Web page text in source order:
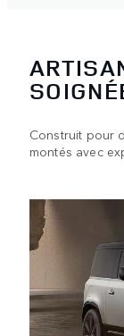
Construit pour
montés avec